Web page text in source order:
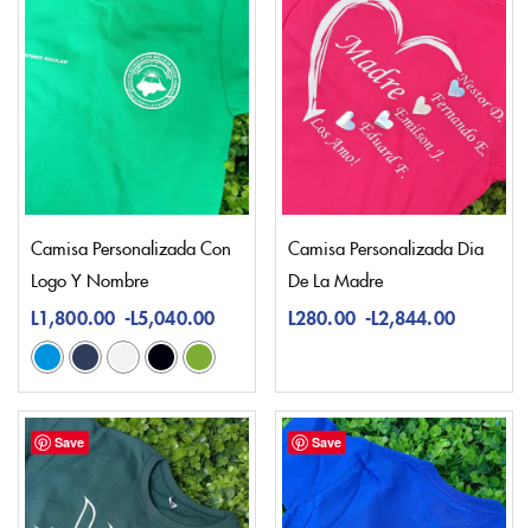
Camisa Personalizada Con
Logo Y Nombre
L1,800.00 -L5,040.00
Camisa Personalizada Dia
De La Madre
L280.00 -L2,844.00
Save Save